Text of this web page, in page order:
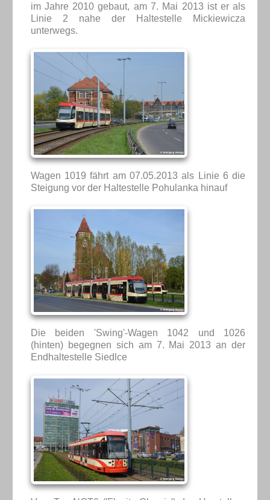
im Jahre 2010 gebaut, am 7. Mai 2013 ist er als
Linie 2 nahe der Haltestelle Mickiewicza
unterwegs.
Wagen 1019 fährt am 07.05.2013 als Linie 6 die
Steigung vor der Haltestelle Pohulanka hinauf
Die beiden 'Swing'-Wagen 1042 und 1026
(hinten) begegnen sich am 7. Mai 2013 an der
Endhaltestelle Siedlce